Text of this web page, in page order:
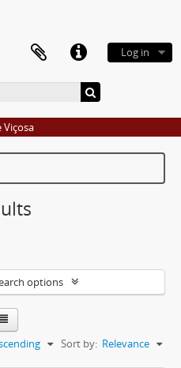
Log in
Viçosa
options
Sort by: Relevance